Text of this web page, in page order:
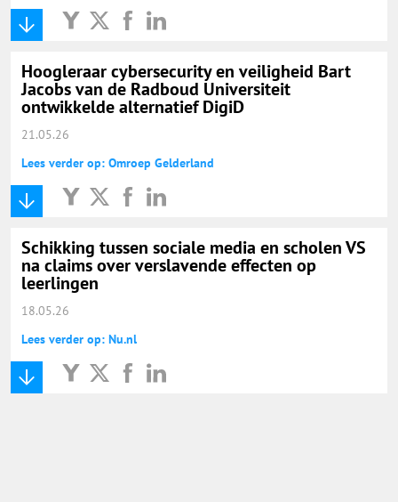
Hoogleraar cybersecurity en veiligheid Bart
Jacobs van de Radboud Universiteit
ontwikkelde alternatief DigiD
21.05.26
Lees verder op: Omroep Gelderland
Schikking tussen sociale media en scholen VS
na claims over verslavende effecten op
leerlingen
18.05.26
Lees verder op: Nu.nl